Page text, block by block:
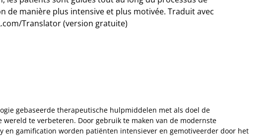
de manière plus intensive et plus motivée. Traduit avec
Translator (version gratuite)
gebaseerde therapeutische hulpmiddelen met als doel de
te verbeteren. Door gebruik te maken van de modernste
gamification worden patiënten intensiever en gemotiveerder door het